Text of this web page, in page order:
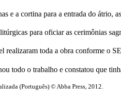
e a cortina para a entrada do átrio,
para oficiar as cerimônias
realizaram toda a obra conforme o
todo o trabalho e constatou que
(Português) © Abba Press, 2012.